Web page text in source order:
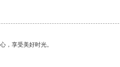
，享受美好时光。